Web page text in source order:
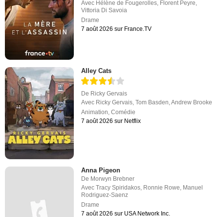
Avec Hélène de Fougerolles Florent Peyre
Vittoria Di Savoia
Drame
7 août 2026 sur France.TV
Alley Cats
De Ricky Gervais
Avec Ricky Gervais,Tom Basden,Andrew Brooke
Animation,Comédie
7 août 2026 sur Netflix
Anna Pigeon
De Morwyn Brebner
AvecTracy Spiridakos, Ronnie Rowe, Manuel
Rodriguez-Saenz
Drame
7 août 2026 sur USA Network Inc.